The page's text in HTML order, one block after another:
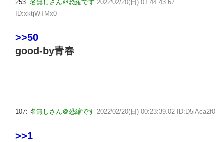
253: 名無しさん＠恐縮です 2022/02/20(日) 01:44:43.67
ID:xktjWTMx0
>>50
good-by青春
107: 名無しさん＠恐縮です 2022/02/20(日) 00:23:39.02 ID:D5iAca2f0
>>1